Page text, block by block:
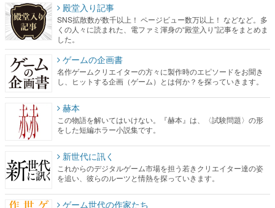
殿堂入り記事
SNS拡散数が数千以上！ ページビュー数万以上！ などなど。多
くの人々に読まれた、電ファミ渾身の“殿堂入り”記事をまとめま
した。
ゲームの企画書
名作ゲームクリエイターの方々に製作時のエピソードをお聞き
し、ヒットする企画（ゲーム）とは何か？を探っていきます。
赫本
この物語を解いてはいけない。『赫本』は、〈試験問題〉の形
をした短編ホラー小説集です。
新世代に訊く
これからのデジタルゲーム市場を担う若きクリエイター達の姿
を追い、彼らのルーツと情熱を探っていきます。
ゲーム世代の作家たち